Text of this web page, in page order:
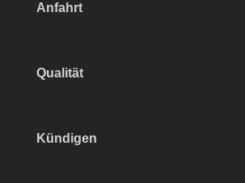
Anfahrt
Qualität
Kündigen